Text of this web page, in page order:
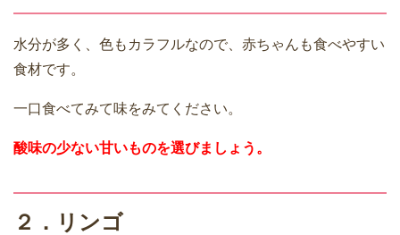
水分が多く、色もカラフルなので、赤ちゃんも食べやすい
食材です。
一口食べてみて味をみてください。
酸味の少ない甘いものを選びましょう。
２．リンゴ